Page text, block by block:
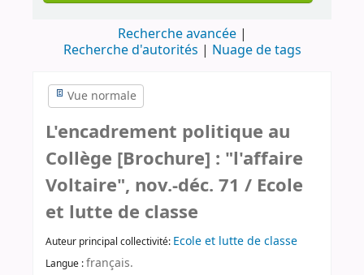
Recherche avancée
Recherche d'autorités
Nuage de tags
Vue normale
L'encadrement politique au
Collège [Brochure] : "l'affaire
Voltaire", nov.-déc. 71 / Ecole
et lutte de classe
Auteur principal collectivité: Ecole et lutte de classe
Langue :français.